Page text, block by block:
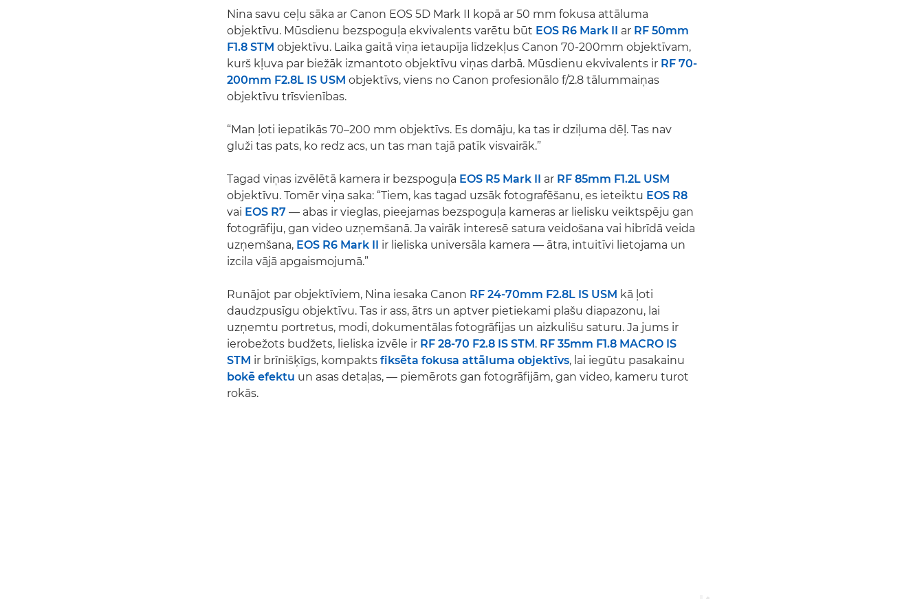
Nina savu ceļu sāka ar Canon EOS 5D Mark II kopā ar 50 mm fokusa attāluma
objektīvu. Mūsdienu bezspoguļa ekvivalents varētu būt EOS R6 Mark II ar RF 50mm
F1.8 STM objektīvu. Laika gaitā viņa ietaupīja līdzekļus Canon 70-200mm objektīvam,
kurš kļuva par biežāk izmantoto objektīvu viņas darbā. Mūsdienu ekvivalents ir RF 70-
200mm F2.8L IS USM objektīvs, viens no Canon profesionālo f/2.8 tālummaiņas
objektīvu trīsvienības.
“Man ļoti iepatikās 70–200 mm objektīvs. Es domāju, ka tas ir dziļuma dēļ. Tas nav
gluži tas pats, ko redz acs, un tas man tajā patīk visvairāk.”
Tagad viņas izvēlētā kamera ir bezspoguļa EOS R5 Mark II ar RF 85mm F1.2L USM
objektīvu. Tomēr viņa saka: “Tiem, kas tagad uzsāk fotografēšanu, es ieteiktu EOS R8
vai EOS R7 — abas ir vieglas, pieejamas bezspoguļa kameras ar lielisku veiktspēju gan
fotogrāfiju, gan video uzņemšanā. Ja vairāk interesē satura veidošana vai hibrīdā veida
uzņemšana, EOS R6 Mark II
ir lieliska universāla kamera — ātra, intuitīvi lietojama un
izcila vājā apgaismojumā.”
Runājot par objektīviem, Nina iesaka Canon RF 24-70mm F2.8L IS USM kā ļoti
daudzpusīgu objektīvu. Tas ir ass, ātrs un aptver pietiekami plašu diapazonu, lai
uzņemtu portretus, modi, dokumentālas fotogrāfijas un aizkulišu saturu. Ja jums ir
ierobežots budžets, lieliska izvēle ir RF 28-70 F2.8 IS STM . RF 35mm F1.8 MACRO IS
STM ir brīnišķīgs, kompakts fiksēta fokusa attāluma objektīvs, lai iegūtu pasakainu
bokē efektu un asas detaļas, — piemērots gan fotogrāfijām, gan video, kameru turot
rokās.